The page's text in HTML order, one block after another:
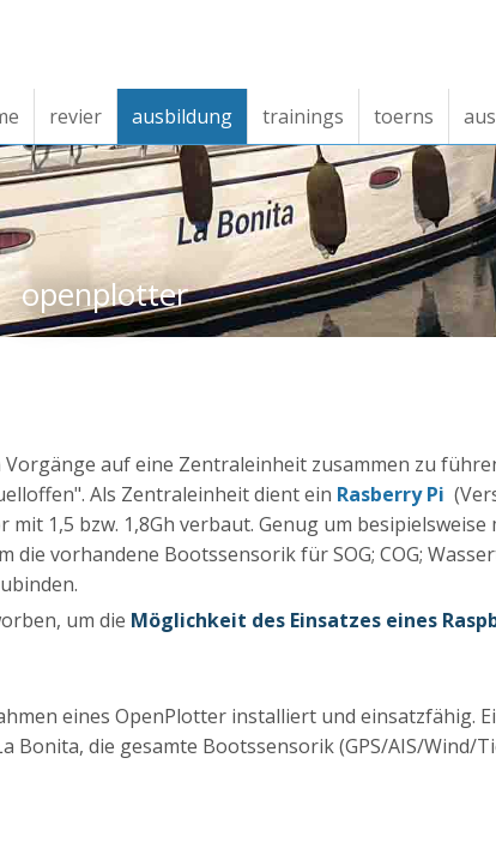
revier ausbildung trainings toerns
openplotter
auf eine Zentraleinheit zusammen zu
Als Zentraleinheit dient ein Rasberry Pi
1,5 bzw. 1,8Gh verbaut. Genug um
vorhandene Bootssensorik für SOG; COG;
um die Möglichkeit des Einsatzes eines
eines OpenPlotter installiert und einsatzfähig.
die gesamte Bootssensorik (GPS/AIS/Wind/